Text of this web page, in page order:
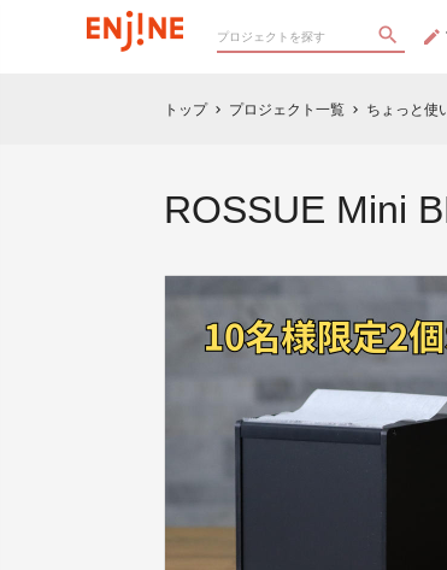
トップ chevron_right プロジェクト一覧 chevron_right ちょっと使
ROSSUE Mini